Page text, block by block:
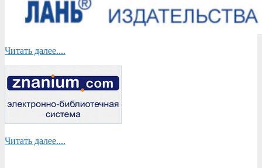
Читать далее....
Читать далее....